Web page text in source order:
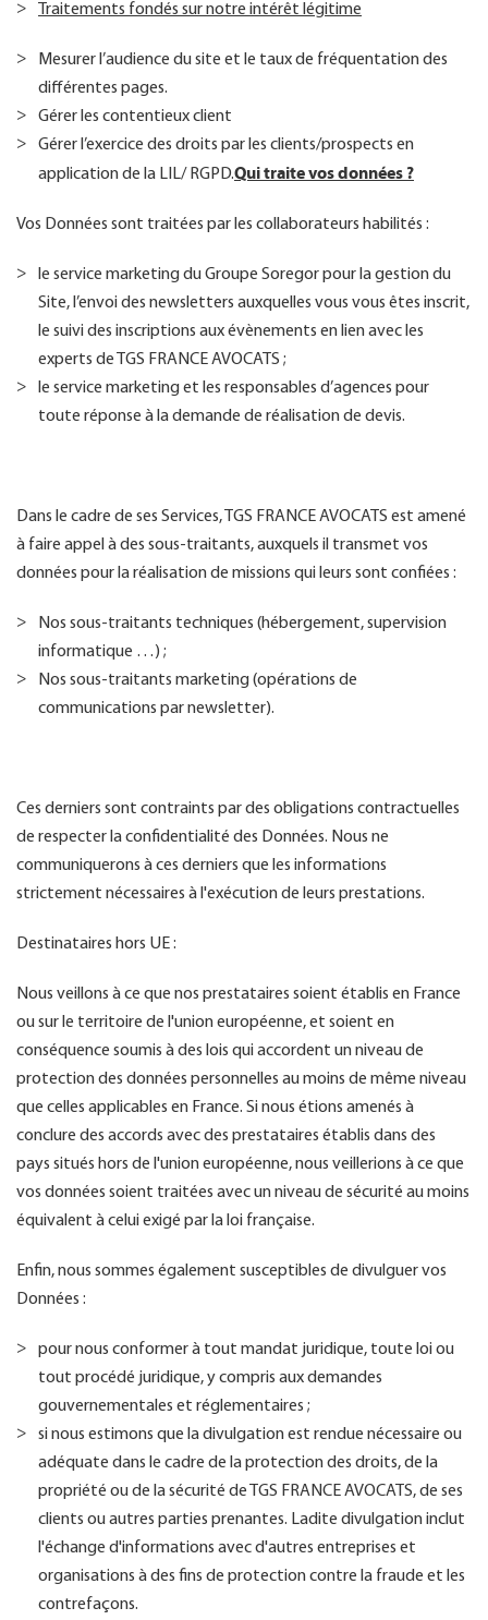
Traitements fondés sur notre intérêt légitime
Mesurer l’audience du site et le taux de fréquentation des
différentes pages.
Gérer les contentieux client
Gérer l’exercice des droits par les clients/prospects en
application de la LIL/ RGPD.Qui traite vos données ?
Vos Données sont traitées par les collaborateurs habilités :
le service marketing du Groupe Soregor pour la gestion du
Site, l’envoi des newsletters auxquelles vous vous êtes inscrit,
le suivi des inscriptions aux évènements en lien avec les
experts de TGS FRANCE AVOCATS ;
le service marketing et les responsables d’agences pour
toute réponse à la demande de réalisation de devis.
Dans le cadre de ses Services, TGS FRANCE AVOCATS est amené
à faire appel à des sous-traitants, auxquels il transmet vos
données pour la réalisation de missions qui leurs sont confiées :
Nos sous-traitants techniques (hébergement, supervision
informatique …) ;
Nos sous-traitants marketing (opérations de
communications par newsletter).
Ces derniers sont contraints par des obligations contractuelles
de respecter la confidentialité des Données. Nous ne
communiquerons à ces derniers que les informations
strictement nécessaires à l'exécution de leurs prestations.
Destinataires hors UE :
Nous veillons à ce que nos prestataires soient établis en France
ou sur le territoire de l'union européenne, et soient en
conséquence soumis à des lois qui accordent un niveau de
protection des données personnelles au moins de même niveau
que celles applicables en France. Si nous étions amenés à
conclure des accords avec des prestataires établis dans des
pays situés hors de l'union européenne, nous veillerions à ce que
vos données soient traitées avec un niveau de sécurité au moins
équivalent à celui exigé par la loi française.
Enfin, nous sommes également susceptibles de divulguer vos
Données :
pour nous conformer à tout mandat juridique, toute loi ou
tout procédé juridique, y compris aux demandes
gouvernementales et réglementaires ;
si nous estimons que la divulgation est rendue nécessaire ou
adéquate dans le cadre de la protection des droits, de la
propriété ou de la sécurité de TGS FRANCE AVOCATS, de ses
clients ou autres parties prenantes. Ladite divulgation inclut
l'échange d'informations avec d'autres entreprises et
organisations à des fins de protection contre la fraude et les
contrefaçons.